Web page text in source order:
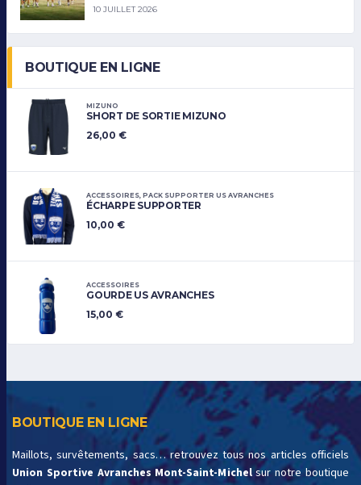
10 JUILLET 2026
BOUTIQUE EN LIGNE
MIZUNO
SHORT DE SORTIE MIZUNO
26,00 €
ACCESSOIRES PACK SUPPORTER US AVRANCHES
ÉCHARPE SUPPORTER
10,00 €
ACCESSOIRES
GOURDE US AVRANCHES
15,00 €
BOUTIQUE EN LIGNE
Maillots, survêtements, sacs… retrouvez tous nos articles officiels
Union Sportive Avranches Mont-Saint-Michelsur notre boutique